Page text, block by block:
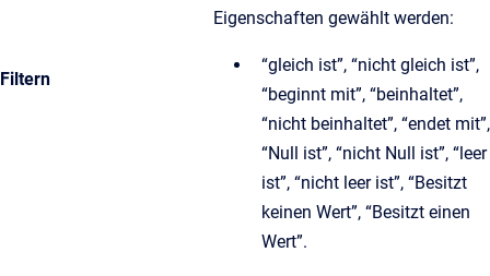
Filtern
Eigenschaften gewählt werden:
“gleich ist”, “nicht gleich ist”,
“beginnt mit”, “beinhaltet”,
“nicht beinhaltet”, “endet mit”,
“Null ist”, “nicht Null ist”, “leer
ist”, “nicht leer ist”, “Besitzt
keinen Wert”, “Besitzt einen
Wert”.